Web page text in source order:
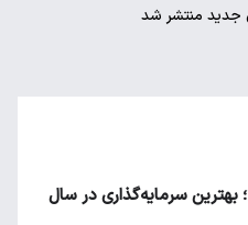
جدید منتشر شد
بهترین سرمایه‌گذاری در سال